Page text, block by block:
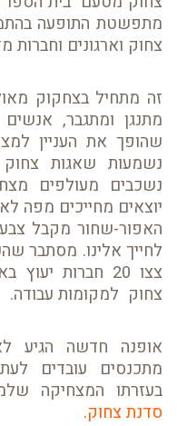
מתפשטת התופעה
צחוק וארגונים
זה מתחיל בצחקוק
מתנגן ומתגבר,
שהופך את העניין
נשמעות שאגות
נשכבים מעולפים
יוצאים מחייכים מפה
האפור-שחור מקבל
לחייך אלינו. מסתבר
צצו 20 חברות
צחוק למקומות עבודה.
אופנה חדשה הגיע
מתכנסים עובדים
בעזרתו המצחיקה
סדנת צחוק.